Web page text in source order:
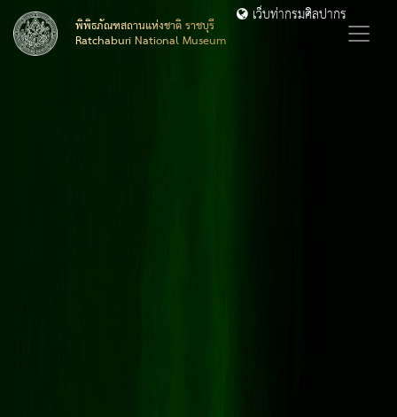
พิพิธภัณฑสถานแห่งชาติ ราชบุรี
Ratchaburi National Museum
เว็บท่ากรมศิลปากร